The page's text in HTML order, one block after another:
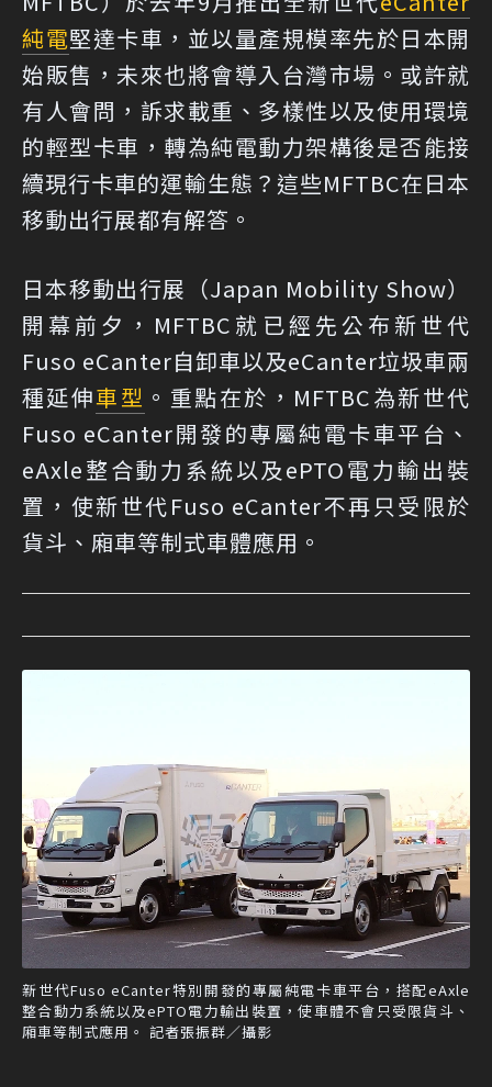
純電堅達卡車，並以量產規模率先於日本開
始販售，未來也將會導入台灣市場。或許就
有人會問，訴求載重、多樣性以及使用環境
的輕型卡車，轉為純電動力架構後是否能接
續現行卡車的運輸生態？這些MFTBC在日本
移動出行展都有解答。
日本移動出行展（Japan Mobility Show）
開幕前夕，MFTBC就已經先公布新世代
Fuso eCanter自卸車以及eCanter垃圾車兩
種延伸車型 。重點在於，MFTBC為新世代
Fuso eCanter開發的專屬純電卡車平台、
eAxle整合動力系統以及ePTO電力輸出裝
置，使新世代Fuso eCanter不再只受限於
貨斗、廂車等制式車體應用。
新世代Fuso eCanter特別開發的專屬純電卡車平台，搭配eAxle
整合動力系統以及ePTO電力輸出裝置，使車體不會只受限貨斗、
廂車等制式應用。 記者張振群／攝影